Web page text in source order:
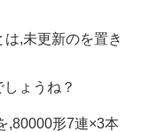
,未更新のを置き
ょうね？
,80000形7連×3本